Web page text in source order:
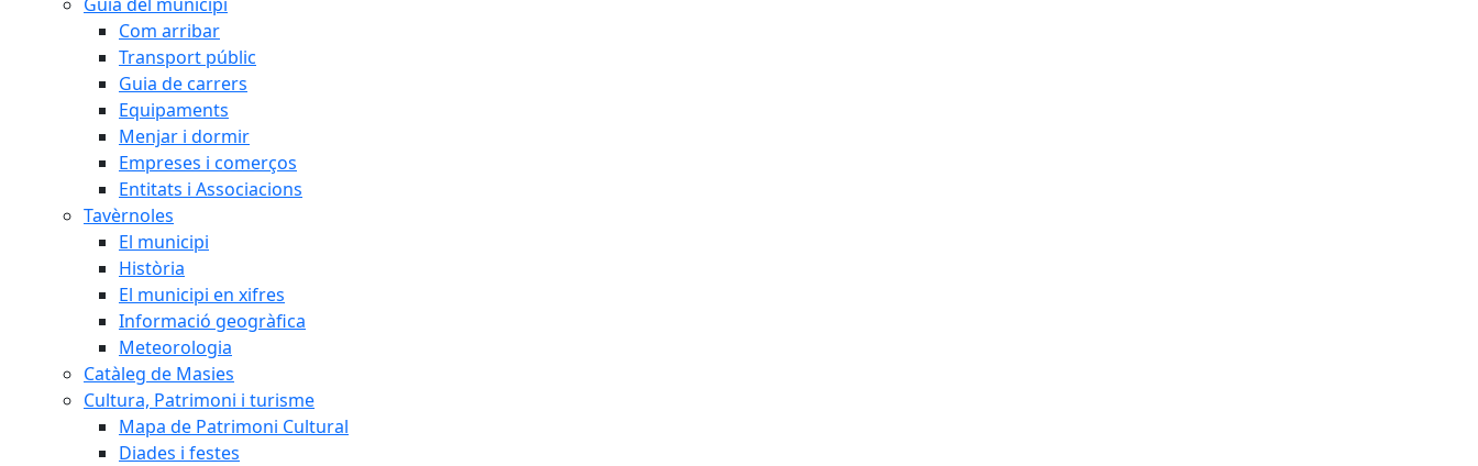
Com arribar
Transport públic
Guia de carrers
Equipaments
Menjar i dormir
Empreses i comerços
Entitats i Associacions
Tavèrnoles
El municipi
Història
El municipi en xifres
Informació geogràfica
Meteorologia
Catàleg de Masies
Cultura, Patrimoni i turisme
Mapa de Patrimoni Cultural
Diades i festes